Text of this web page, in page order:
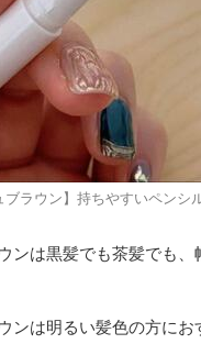
ブラウン】持ちやすいペンシ
ンは黒髪でも茶髪でも
ンは明るい髪色の方にお